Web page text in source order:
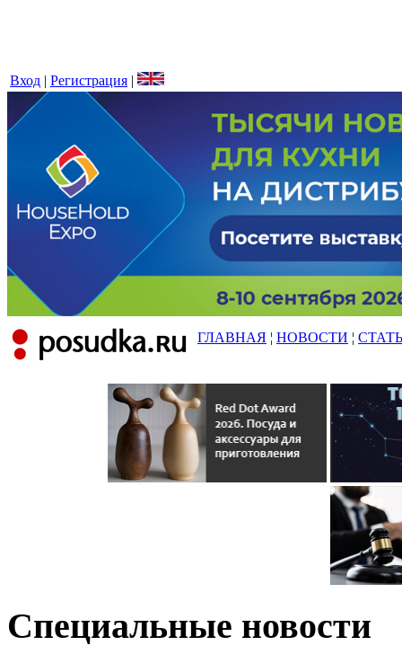
Вход | Регистрация |
ГЛАВНАЯ ¦ НОВОСТИ ¦
Специальные новости